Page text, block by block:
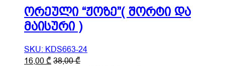
ორეული “ჟოზე”( შორტი და
მაისური )
SKU: KDS663-24
16,00₾38,00₾This